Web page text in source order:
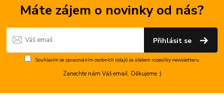
Máte zájem o novinky od nás?
Přihlásit se
Souhlasím se zpracováním osobních údajůza účelem rozesílky newsletteru.
Zanechte nám Váš email. Děkujeme :)